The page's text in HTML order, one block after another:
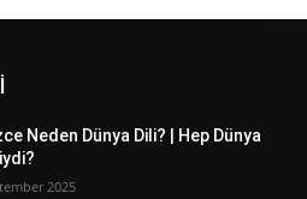
Neden Dünya Dili? | Hep Dünya
2025